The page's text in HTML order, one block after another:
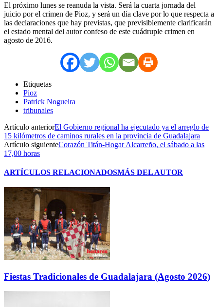
El próximo lunes se reanuda la vista. Será la cuarta jornada del
juicio por el crimen de Pioz, y será un día clave por lo que respecta a
las declaraciones que hay previstas, que previsiblemente clarificarán
el estado mental del autor confeso de este cuádruple crimen en
agosto de 2016.
Etiquetas
Pioz
Patrick Nogueira
tribunales
Artículo anteriorEl Gobierno regional ha ejecutado ya el arreglo de
15 kilómetros de caminos rurales en la provincia de Guadalajara
Artículo siguienteCorazón Titán-Hogar Alcarreño, el sábado a las
17,00 horas
ARTÍCULOS RELACIONADOSMÁS DEL AUTOR
Fiestas Tradicionales de Guadalajara (Agosto 2026)